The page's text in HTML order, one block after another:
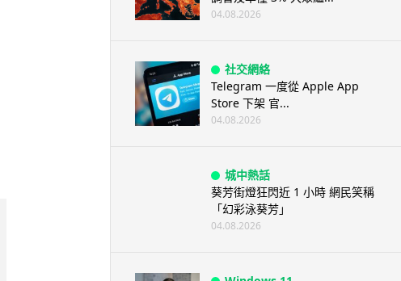
04.08.2026
社交網絡
Telegram 一度從 Apple App
Store 下架 官...
04.08.2026
城中熱話
葵芳街燈狂閃近 1 小時 網民笑稱
「幻彩泳葵芳」
04.08.2026